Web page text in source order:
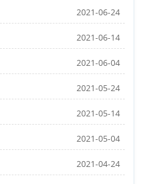
2021-06-24
2021-06-14
2021-06-04
2021-05-24
2021-05-14
2021-05-04
2021-04-24